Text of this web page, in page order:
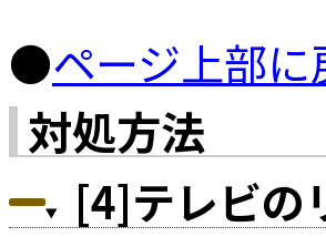
●ページ上部に
対処方法
[4]テレビの